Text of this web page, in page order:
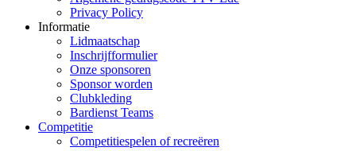
Privacy Policy
Informatie
Lidmaatschap
Inschrijfformulier
Onze sponsoren
Sponsor worden
Clubkleding
Bardienst Teams
Competitie
Competitiespelen of recreëren